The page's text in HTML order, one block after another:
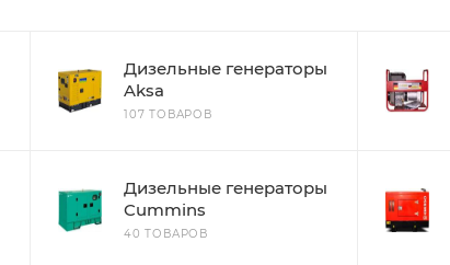
Дизельные генераторы
Aksa
107 ТОВАРОВ
Дизельные генераторы
Cummins
40 ТОВАРОВ